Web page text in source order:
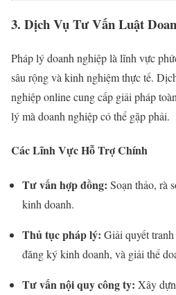
3. Dịch Vụ Tư Vấn Luật
Pháp lý doanh nghiệp là lĩnh vực
sâu rộng và kinh nghiệm thực tế.
nghiệp online cung cấp giải pháp
lý mà doanh nghiệp có thể gặp phải.
Các Lĩnh Vực Hỗ Trợ Chính
Tư vấn hợp đồng: Soạn thảo, rà
kinh doanh.
Thủ tục pháp lý: Giải quyết
đăng ký kinh doanh, và giải thể
Tư vấn nội quy công ty: Xây